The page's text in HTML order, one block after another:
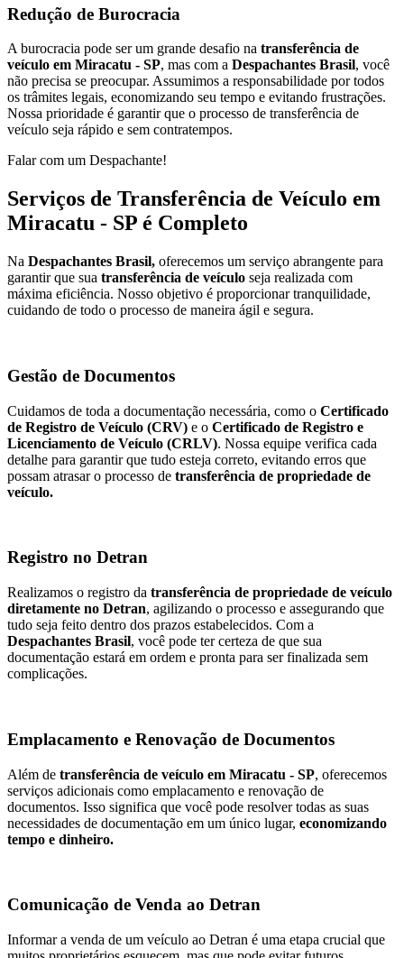
Redução de Burocracia
A burocracia pode ser um grande desafio na transferência de
veículo em Miracatu - SP, mas com a Despachantes Brasil, você
não precisa se preocupar. Assumimos a responsabilidade por todos
os trâmites legais, economizando seu tempo e evitando frustrações.
Nossa prioridade é garantir que o processo de transferência de
veículo seja rápido e sem contratempos.
Falar com um Despachante!
Serviços de Transferência de Veículo em
Miracatu - SP é Completo
Na Despachantes Brasil, oferecemos um serviço abrangente para
garantir que sua transferência de veículo seja realizada com
máxima eficiência. Nosso objetivo é proporcionar tranquilidade,
cuidando de todo o processo de maneira ágil e segura.
Gestão de Documentos
Cuidamos de toda a documentação necessária, como o Certificado
de Registro de Veículo (CRV) e o Certificado de Registro e
Licenciamento de Veículo (CRLV). Nossa equipe verifica cada
detalhe para garantir que tudo esteja correto, evitando erros que
possam atrasar o processo de transferência de propriedade de
veículo.
Registro no Detran
Realizamos o registro da transferência de propriedade de veículo
diretamente no Detran, agilizando o processo e assegurando que
tudo seja feito dentro dos prazos estabelecidos. Com a
Despachantes Brasil, você pode ter certeza de que sua
documentação estará em ordem e pronta para ser finalizada sem
complicações.
Emplacamento e Renovação de Documentos
Além de transferência de veículo em Miracatu - SP, oferecemos
serviços adicionais como emplacamento e renovação de
documentos. Isso significa que você pode resolver todas as suas
necessidades de documentação em um único lugar, economizando
tempo e dinheiro.
Comunicação de Venda ao Detran
Informar a venda de um veículo ao Detran é uma etapa crucial que